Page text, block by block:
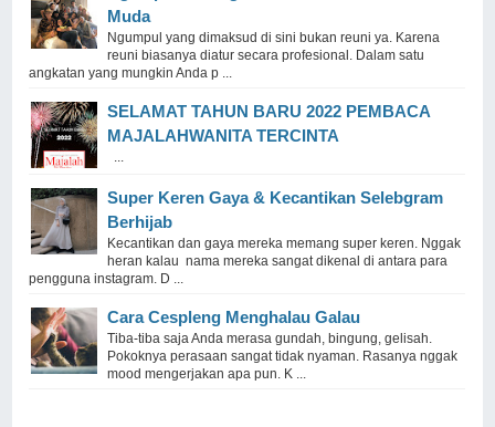
Muda
Ngumpul yang dimaksud di sini bukan reuni ya. Karena
reuni biasanya diatur secara profesional. Dalam satu
angkatan yang mungkin Anda p ...
SELAMAT TAHUN BARU 2022 PEMBACA
MAJALAHWANITA TERCINTA
...
Super Keren Gaya & Kecantikan Selebgram
Berhijab
Kecantikan dan gaya mereka memang super keren. Nggak
heran kalau nama mereka sangat dikenal di antara para
pengguna instagram. D ...
Cara Cespleng Menghalau Galau
Tiba-tiba saja Anda merasa gundah, bingung, gelisah.
Pokoknya perasaan sangat tidak nyaman. Rasanya nggak
mood mengerjakan apa pun. K ...